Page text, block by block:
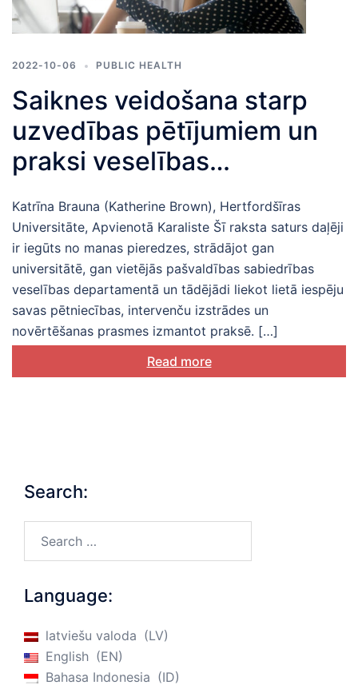
2022-10-06 PUBLIC HEALTH
Saiknes veidošana starp
uzvedības pētījumiem un
praksi veselības
Katrīna Brauna (Katherine Brown), Hertfordšīras
Universitāte, Apvienotā Karaliste Šī raksta saturs daļēji
ir iegūts no manas pieredzes, strādājot gan
universitātē, gan vietējās pašvaldības sabiedrības
veselības departamentā un tādējādi liekot lietā iespēju
savas pētniecības, intervenču izstrādes un
novērtēšanas prasmes izmantot praksē. […]
Read more
Search:
Language:
latviešu valoda
LV
English
EN
Bahasa Indonesia
ID